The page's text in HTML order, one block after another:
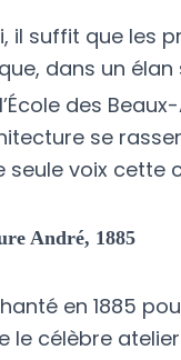
il suffit que les
dans un
des
se
seule voix cette
André, 1885
en 1885
le célèbre